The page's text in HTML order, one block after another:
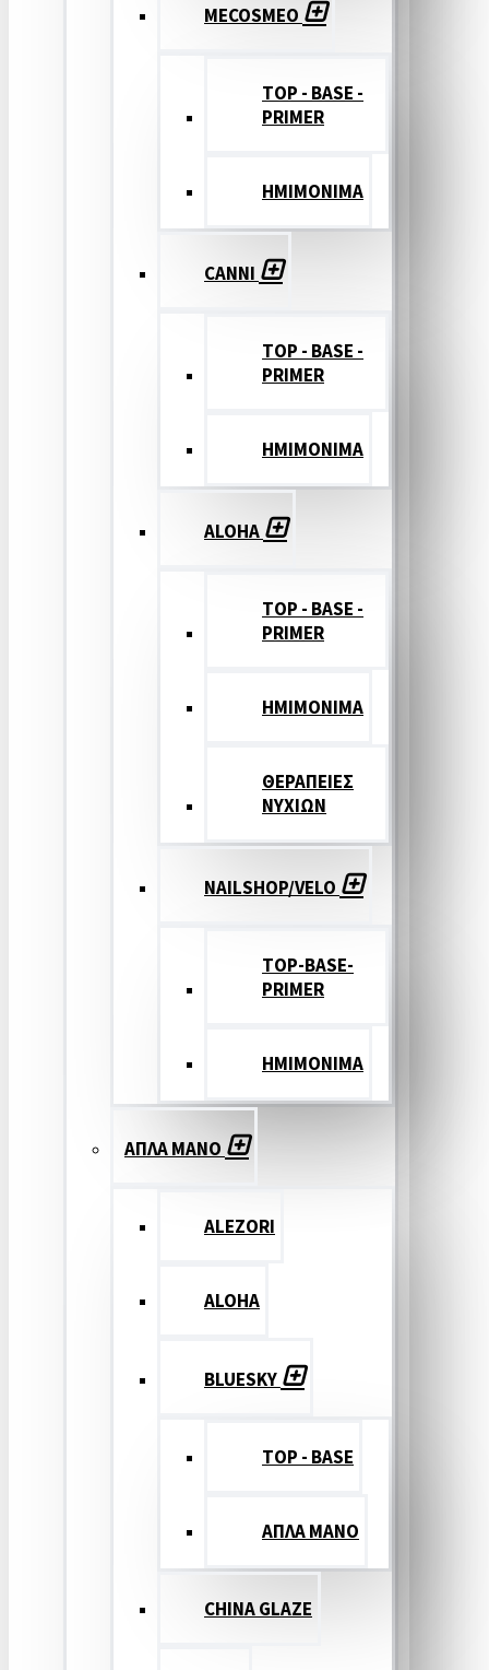
MECOSMEO
TOP - BASE -
PRIMER
ΗΜΙΜΟΝΙΜΑ
CANNI
TOP - BASE -
PRIMER
ΗΜΙΜΟΝΙΜΑ
ALOHA
TOP - BASE -
PRIMER
ΗΜΙΜΟΝΙΜΑ
ΘΕΡΑΠΕΙΕΣ
ΝΥΧΙΩΝ
NAILSHOP/VELO
TOP-BASE-
PRIMER
ΗΜΙΜΟΝΙΜΑ
ΑΠΛΑ ΜΑΝΟ
ALEZORI
ALOHA
BLUESKY
TOP - BASE
ΑΠΛΑ ΜΑΝΟ
CHINA GLAZE